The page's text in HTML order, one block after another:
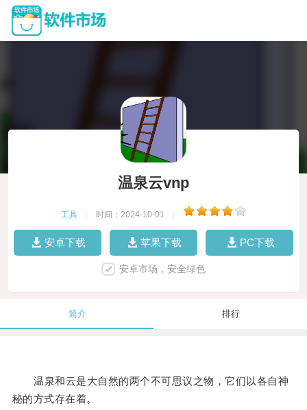
温泉云vnp
工具 时间：2024-10-01
安卓下载 苹果下载 PC下载
安卓市场，安全绿色
简介 排行
温泉和云是大自然的两个不可思议之物，它们以各自神
秘的方式存在着。